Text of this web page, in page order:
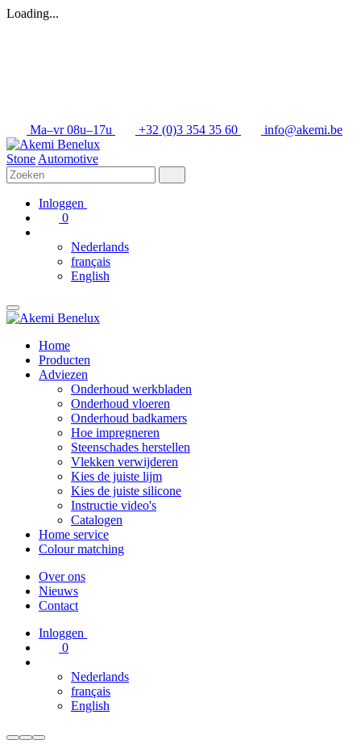
Loading...
Ma–vr 08u–17u +32 (0)3 354 35 60 info@akemi.be
Stone Automotive
Inloggen
0
Nederlands
français
English
Home
Producten
Adviezen
Onderhoud werkbladen
Onderhoud vloeren
Onderhoud badkamers
Hoe impregneren
Steenschades herstellen
Vlekken verwijderen
Kies de juiste lijm
Kies de juiste silicone
Instructie video's
Catalogen
Home service
Colour matching
Over ons
Nieuws
Contact
Inloggen
0
Nederlands
français
English